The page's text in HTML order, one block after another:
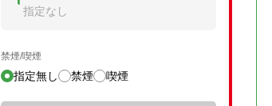
指定なし
禁煙/喫煙
指定無し 禁煙 喫煙